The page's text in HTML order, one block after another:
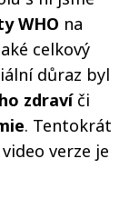
WHO na
celkový
důraz byl
zdraví či
. Tentokrát
verze je